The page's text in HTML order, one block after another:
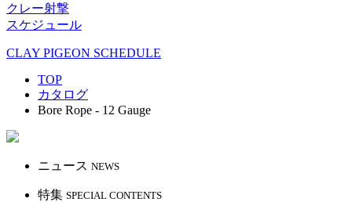
クレー射撃
スケジュール
CLAY PIGEON SCHEDULE
TOP
カタログ
Bore Rope - 12 Gauge
ニュース NEWS
特集 SPECIAL CONTENTS